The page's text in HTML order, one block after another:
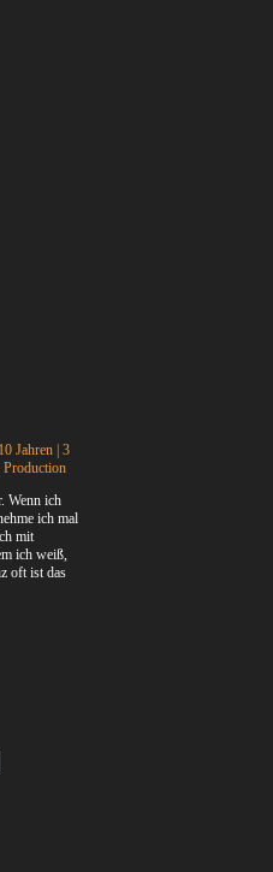
Jahren | 3
Production
Wenn ich
ich mal
mit
ich weiß,
oft ist das